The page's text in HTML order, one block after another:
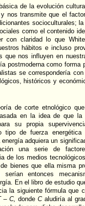
de la evolución
nos transmite que el
socioculturales;
como el contenido
con claridad lo que
hábitos e incluso
que nos influyen en
postmoderna como forma
se correspondería
históricos y
de corte etnológico
en la idea de que la
su propia
tipo de fuerza
energía adquiera un
una serie de
de los medios
bienes que ella misma
serían entonces
En el libro de estudio
la siguiente fórmula que
– C, donde Caludiría al